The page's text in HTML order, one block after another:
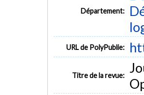
Département:
URL de PolyPublie:
Titre de la revue: